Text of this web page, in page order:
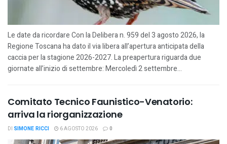
Le date da ricordare Con la Delibera n. 959 del 3 agosto 2026, la
Regione Toscana ha dato il via libera all’apertura anticipata della
caccia per la stagione 2026-2027. La preapertura riguarda due
giornate all’inizio di settembre: Mercoledì 2 settembre...
Comitato Tecnico Faunistico-Venatorio:
arriva la riorganizzazione
DI SIMONE RICCI 6 AGOSTO 2026 0